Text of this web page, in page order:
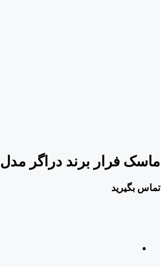
ماسک فرار برند دراگر مدل Parat3200
تماس بگیرید